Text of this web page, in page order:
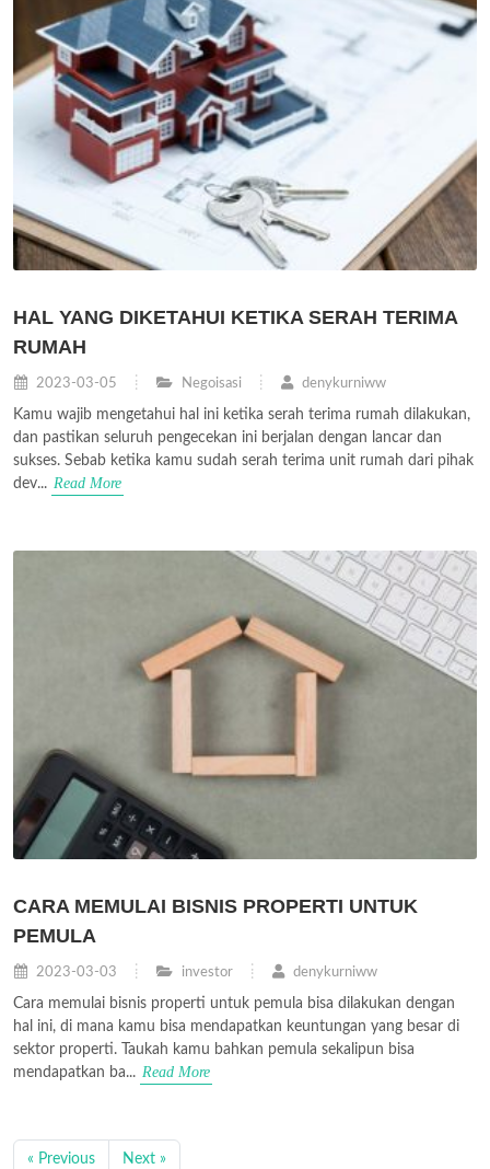
HAL YANG DIKETAHUI KETIKA SERAH TERIMA
RUMAH
2023-03-05 Negoisasi denykurniww
Kamu wajib mengetahui hal ini ketika serah terima rumah dilakukan,
dan pastikan seluruh pengecekan ini berjalan dengan lancar dan
sukses. Sebab ketika kamu sudah serah terima unit rumah dari pihak
dev... Read More
CARA MEMULAI BISNIS PROPERTI UNTUK
PEMULA
2023-03-03 investor denykurniww
Cara memulai bisnis properti untuk pemula bisa dilakukan dengan
hal ini, di mana kamu bisa mendapatkan keuntungan yang besar di
sektor properti. Taukah kamu bahkan pemula sekalipun bisa
mendapatkan ba... Read More
« Previous Next »